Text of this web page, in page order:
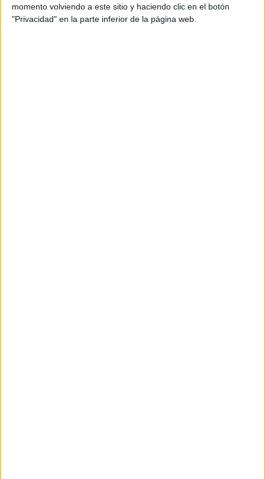
momento volviendo a este sitio y haciendo clic en el botón
"Privacidad" en la parte inferior de la página web.